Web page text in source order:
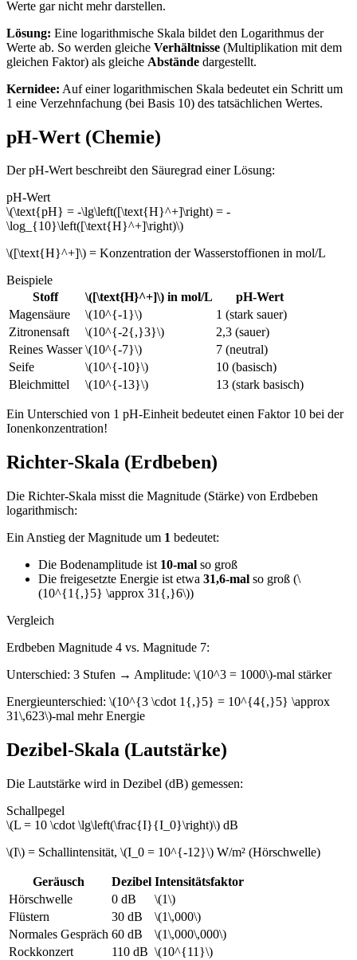
Werte gar nicht mehr darstellen.
Lösung: Eine logarithmische Skala bildet den Logarithmus der
Werte ab. So werden gleiche Verhältnisse (Multiplikation mit dem
gleichen Faktor) als gleiche Abstände dargestellt.
Kernidee: Auf einer logarithmischen Skala bedeutet ein Schritt um
1 eine Verzehnfachung (bei Basis 10) des tatsächlichen Wertes.
pH-Wert (Chemie)
Der pH-Wert beschreibt den Säuregrad einer Lösung:
pH-Wert
\(\text{pH} = -\lg\left([\text{H}^+]\right) = -
\log_{10}\left([\text{H}^+]\right)\)
\([\text{H}^+]\) = Konzentration der Wasserstoffionen in mol/L
Beispiele
Stoff
\([\text{H}^+]\) in mol/L
pH-Wert
Magensäure
\(10^{-1}\)
1 (stark sauer)
Zitronensaft
\(10^{-2{,}3}\)
2,3 (sauer)
Reines Wasser \(10^{-7}\)
7 (neutral)
Seife
\(10^{-10}\)
10 (basisch)
Bleichmittel
\(10^{-13}\) 13 (stark basisch)
Ein Unterschied von 1 pH-Einheit bedeutet einen Faktor 10 bei der
Ionenkonzentration!
Richter-Skala (Erdbeben)
Die Richter-Skala misst die Magnitude (Stärke) von Erdbeben
logarithmisch:
Ein Anstieg der Magnitude um 1 bedeutet:
Die Bodenamplitude ist 10-mal so groß
Die freigesetzte Energie ist etwa 31,6-mal so groß (\
(10^{1{,}5} \approx 31{,}6\))
Vergleich
Erdbeben Magnitude 4 vs. Magnitude 7:
Unterschied: 3 Stufen → Amplitude: \(10^3 = 1000\)-mal stärker
Energieunterschied: \(10^{3 \cdot 1{,}5} = 10^{4{,}5} \approx
31\,623\)-mal mehr Energie
Dezibel-Skala (Lautstärke)
Die Lautstärke wird in Dezibel (dB) gemessen:
Schallpegel
\(L = 10 \cdot \lg\left(\frac{I}{I_0}\right)\) dB
\(I\) = Schallintensität, \(I_0 = 10^{-12}\) W/m² (Hörschwelle)
Geräusch Dezibel Intensitätsfaktor
Hörschwelle
0 dB
\(1\)
Flüstern
30 dB
\(1\,000\)
Normales Gespräch 60 dB
\(1\,000\,000\)
Rockkonzert
110 dB \(10^{11}\)